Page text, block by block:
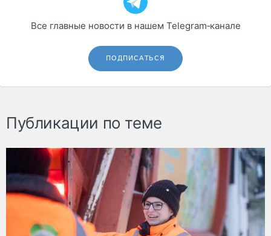
Все главные новости в нашем Telegram‑канале
ПОДПИСАТЬСЯ
Публикации по теме